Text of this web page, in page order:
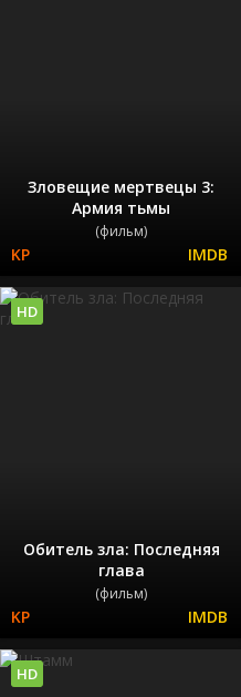
Зловещие мертвецы 3:
Армия тьмы
(фильм)
Обитель зла: Последняя
глава
(фильм)
HD
HD